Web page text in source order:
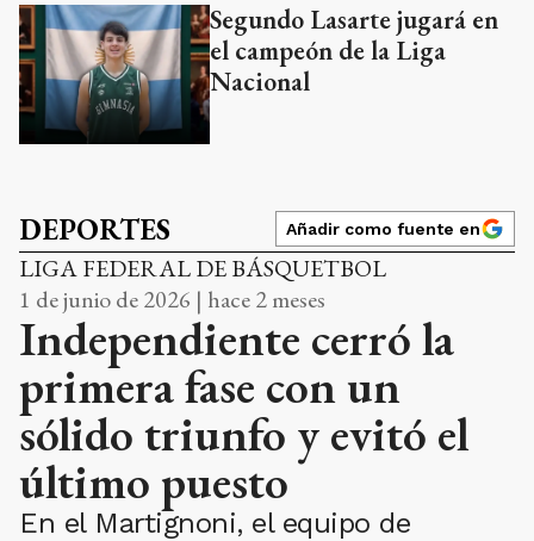
Segundo Lasarte jugará en
el campeón de la Liga
Nacional
DEPORTES Añadir como fuente en
LIGA FEDERAL DE BÁSQUETBOL
1 de junio de 2026 | hace 2 meses
Independiente cerró la
primera fase con un
sólido triunfo y evitó el
último puesto
En el Martignoni, el equipo de